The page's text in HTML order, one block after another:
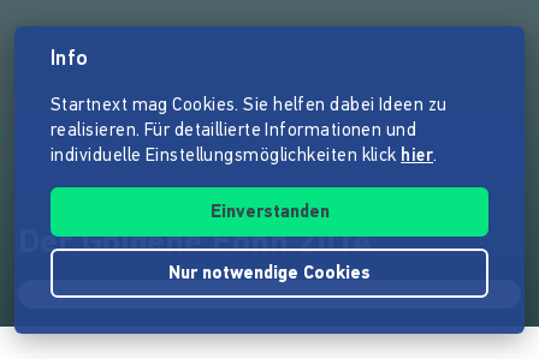
Der Goldene Föhn 2014
Info
Startnext mag Cookies. Sie helfen dabei Ideen zu
realisieren. Für detaillierte Informationen und
individuelle Einstellungsmöglichkeiten klick hier.
Einverstanden
Nur notwendige Cookies